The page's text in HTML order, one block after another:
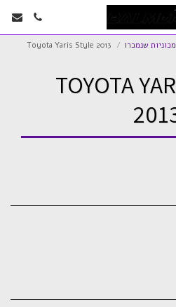
Toyota Yaris Style 2013
TOYOTA